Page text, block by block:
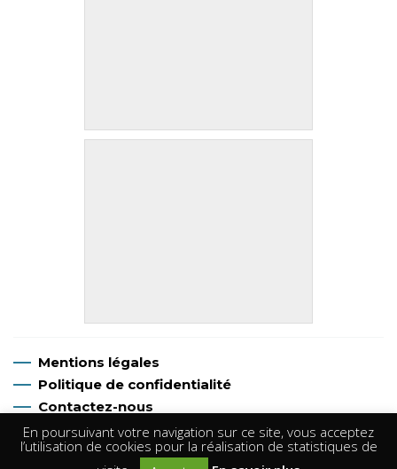
Mentions légales
Politique de confidentialité
Contactez-nous
©P.L Argentan Canoë Kayak, Tous droits réservés
En poursuivant votre navigation sur ce site, vous acceptez
l’utilisation de cookies pour la réalisation de statistiques de